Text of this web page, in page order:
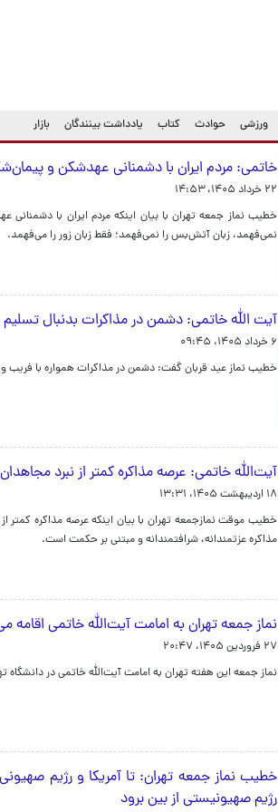
ورزشی حوادث کتاب یادداشت بینندگان بازار
خاتمی: مردم ایران با دشمنانی عهدشکن و
۲۲ خرداد ۱۴۰۵، ۱۴:۵۳
خطیب نماز جمعه تهران با بیان اینکه مردم ایران با
نمی‌فهمد، زبان آتش‌بس را نمی‌فهمد؛ فقط زبان زور را می‌فهمد.
آیت الله خاتمی: دشمن در مذاکرات بدنبال
۶ خرداد ۱۴۰۵، ۰۹:۴۵
خطیب نماز عید قربان گفت: دشمن در مذاکرات همواره با
آیت‌الله خاتمی: عرصه مذاکره کمتر از نبرد
۱۸ اردیبهشت ۱۴۰۵، ۱۳:۳۱
مذاکره عزتمندانه، شرافتمندانه و مبتنی بر حکمت است.
نماز جمعه تهران به امامت آیت‌الله خاتمی اقامه
۲۷ فروردین ۱۴۰۵، ۲۰:۴۷
نماز جمعه این هفته تهران به امامت آیت‌الله خاتمی در دانشگاه
خطیب نماز جمعه تهران: تا آمریکا و رژیم
رژیم صهیونیستی از بین برود